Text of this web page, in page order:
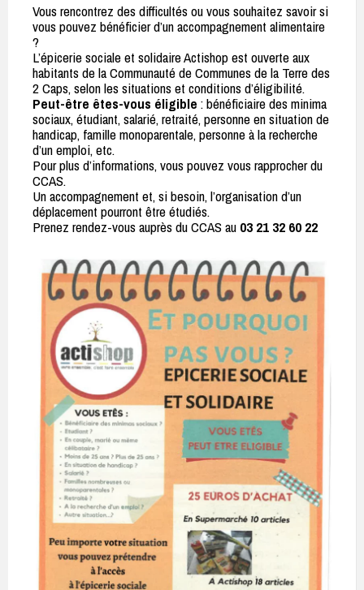
Vous rencontrez des difficultés ou vous souhaitez savoir si
vous pouvez bénéficier d’un accompagnement alimentaire
?
L’épicerie sociale et solidaire Actishop est ouverte aux
habitants de la Communauté de Communes de la Terre des
2 Caps, selon les situations et conditions d’éligibilité.
Peut-être êtes-vous éligible : bénéficiaire des minima
sociaux, étudiant, salarié, retraité, personne en situation de
handicap, famille monoparentale, personne à la recherche
d’un emploi, etc.
Pour plus d’informations, vous pouvez vous rapprocher du
CCAS.
Un accompagnement et, si besoin, l’organisation d’un
déplacement pourront être étudiés.
Prenez rendez-vous auprès du CCAS au 03 21 32 60 22